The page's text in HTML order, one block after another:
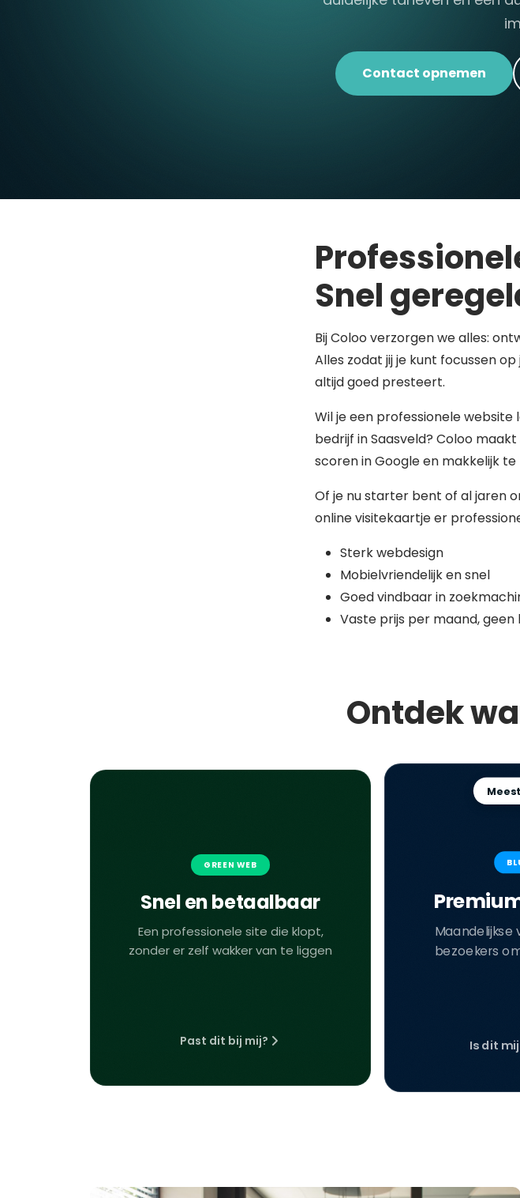
Contact opnemen
Snel
Bij Coloo verzorgen we alles:
Alles zodat jij je kunt focussen
altijd goed presteert.
Wil je een professionele
bedrijf in Saasveld? Coloo
scoren in Google en makkelijk te
Of je nu starter bent of al jaren
online visitekaartje er
Sterk webdesign
Mobielvriendelijk en snel
Goed vindbaar in
Vaste prijs per maand,
Ontdek
GREEN WEB
Snel en betaalbaar
Een professionele site die klopt,
zonder er zelf wakker van te liggen
Past dit bij mij?
Maandelijkse
bezoekers
Is dit